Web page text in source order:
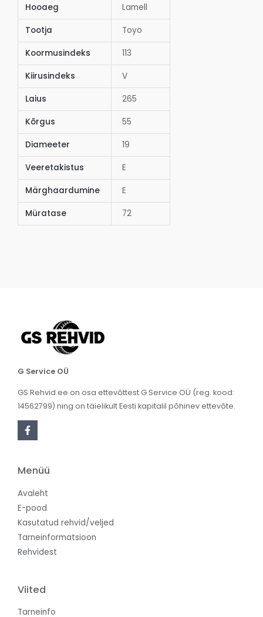
Hooaeg Lamell
Tootja Toyo
Koormusindeks 113
Kiirusindeks V
Laius 265
Kõrgus 55
Diameeter 19
Veeretakistus E
Märghaardumine E
Müratase 72
G Service OÜ
GS Rehvid.ee on osa ettevõttest G Service OÜ (reg. kood:
14562799) ning on täielikult Eesti kapitalil põhinev ettevõte.
Menüü
Avaleht
E-pood
Kasutatud rehvid/veljed
Tarneinformatsioon
Rehvidest
Viited
Tarneinfo